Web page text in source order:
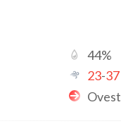
44%
23-37
Ovest